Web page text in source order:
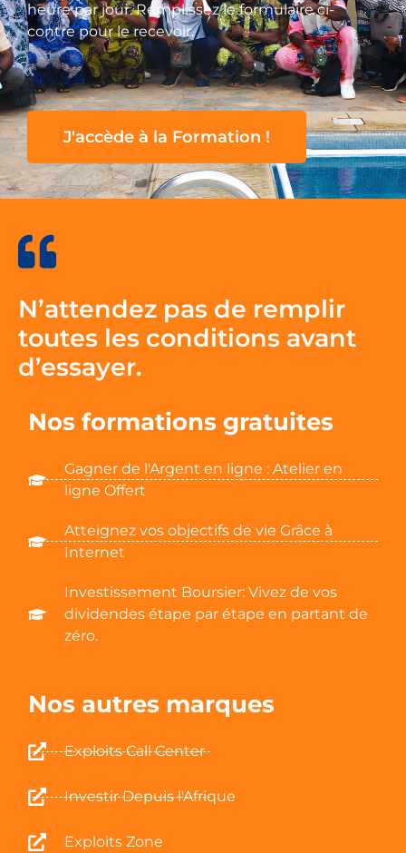
heure par jour. Remplissez le formulaire ci-
contre pour le recevoir.
J'accède à la Formation !
N’attendez pas de remplir
toutes les conditions avant
d’essayer.
Nos formations gratuites
Gagner de l'Argent en ligne : Atelier en
ligne Offert
Atteignez vos objectifs de vie Grâce à
Internet
Investissement Boursier: Vivez de vos
dividendes étape par étape en partant de
zéro.
Nos autres marques
Exploits Call Center
Investir Depuis l'Afrique
Exploits Zone